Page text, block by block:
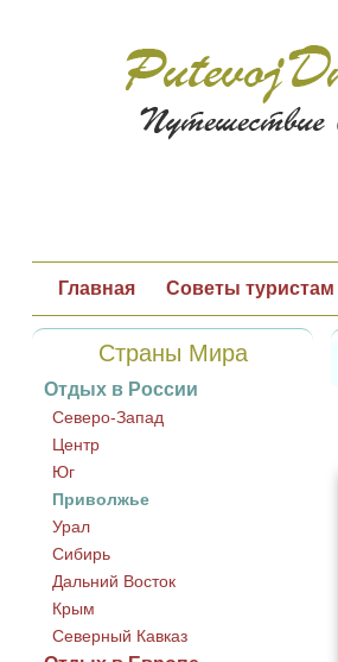
Главная Советы туристам
Страны Мира
Отдых в России
Северо-Запад
Центр
Юг
Приволжье
Урал
Сибирь
Дальний Восток
Крым
Северный Кавказ